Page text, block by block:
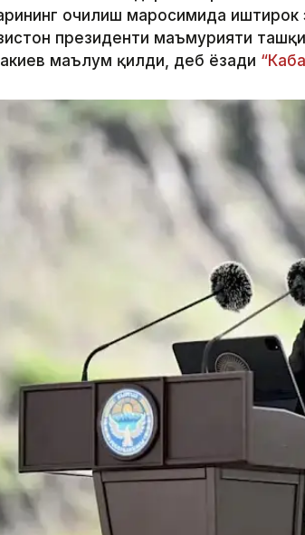
очилиш маросимида иштирок
президенти маъмурияти
маълум қилди, деб ёзади